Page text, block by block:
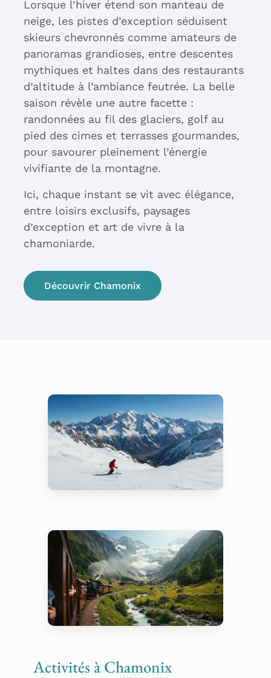
Lorsque l’hiver étend son manteau de
neige, les pistes d’exception séduisent
skieurs chevronnés comme amateurs de
panoramas grandioses, entre descentes
mythiques et haltes dans des restaurants
d’altitude à l’ambiance feutrée. La belle
saison révèle une autre facette :
randonnées au fil des glaciers, golf au
pied des cimes et terrasses gourmandes,
pour savourer pleinement l’énergie
vivifiante de la montagne.
Ici, chaque instant se vit avec élégance,
entre loisirs exclusifs, paysages
d’exception et art de vivre à la
chamoniarde.
Découvrir Chamonix
Montets
de Glace, Montenvers
Activités à Chamonix